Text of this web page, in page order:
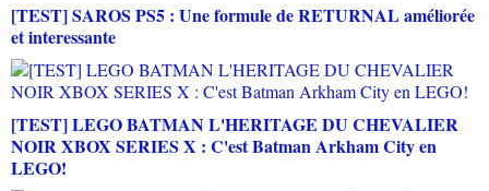
[TEST] SAROS PS5 : Une formule de RETURNAL améliorée
et interessante
[TEST] LEGO BATMAN L'HERITAGE DU CHEVALIER
NOIR XBOX SERIES X : C'est Batman Arkham City en
LEGO!